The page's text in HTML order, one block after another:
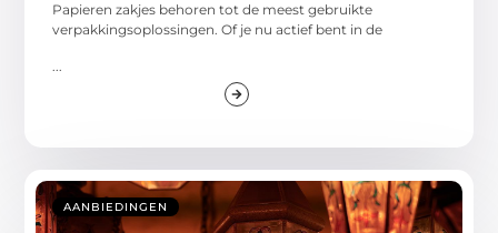
Papieren zakjes behoren tot de meest gebruikte
verpakkingsoplossingen. Of je nu actief bent in de
AANBIEDINGEN